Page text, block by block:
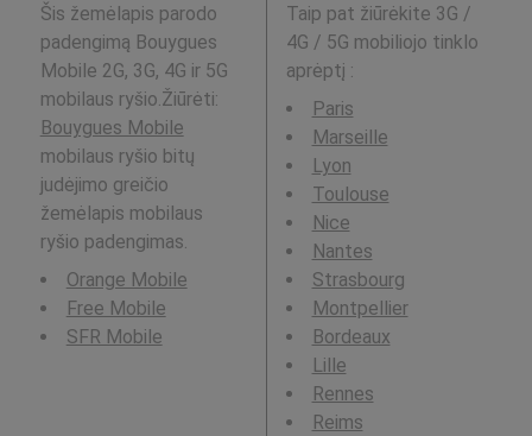
Šis žemėlapis parodo
padengimą Bouygues
Mobile 2G, 3G, 4G ir 5G
mobilaus ryšio.Žiūrėti:
Bouygues Mobile
mobilaus ryšio bitų
judėjimo greičio
žemėlapis mobilaus
ryšio padengimas.
Orange Mobile
Free Mobile
SFR Mobile
Taip pat žiūrėkite 3G /
4G / 5G mobiliojo tinklo
aprėptį :
Paris
Marseille
Lyon
Toulouse
Nice
Nantes
Strasbourg
Montpellier
Bordeaux
Lille
Rennes
Reims